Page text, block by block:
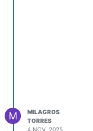
M
MILAGROS
TORRES
4 NOV. 2025